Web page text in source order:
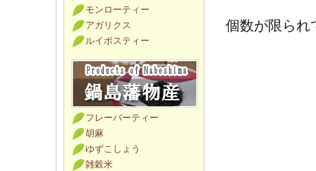
モンローティー
アガリクス
ルイボスティー
フレーバーティー
胡麻
ゆずこしょう
雑穀米
個数が限られ